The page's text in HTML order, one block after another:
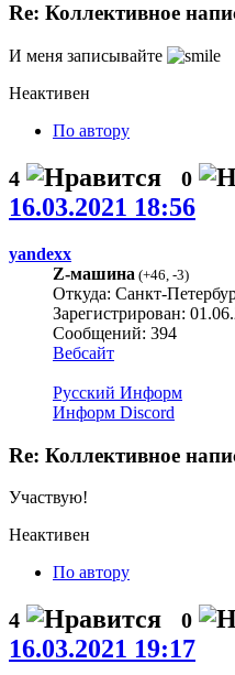
Re: Коллективное
И меня записывайте
Неактивен
По автору
4 0
16.03.2021 18:56
yandexx
Z-машина (+46 -3)
Откуда: Санкт-
Зарегистрирован:
Сообщений: 394
Вебсайт
Русский Информ
Информ Discord
Re: Коллективное
Участвую!
Неактивен
По автору
4 0
16.03.2021 19:17